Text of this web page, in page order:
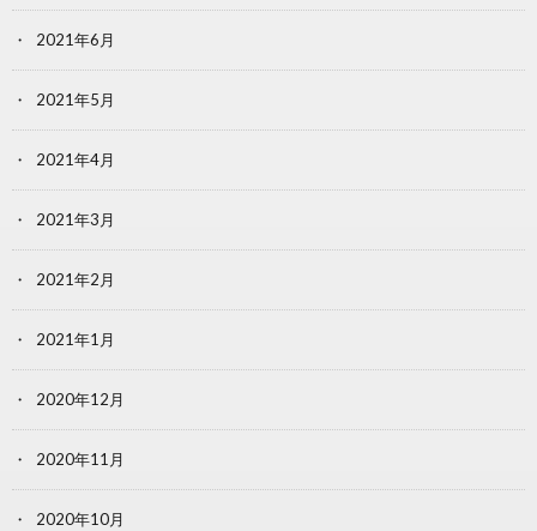
2021年6月
2021年5月
2021年4月
2021年3月
2021年2月
2021年1月
2020年12月
2020年11月
2020年10月